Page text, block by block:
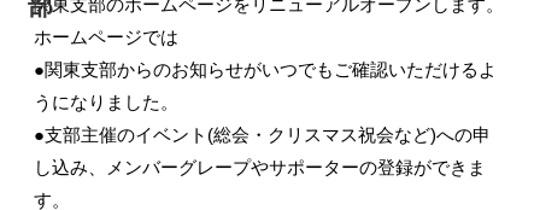
関東支部のホームページをリニューアルオープンします。
ホームページでは
●関東支部からのお知らせがいつでもご確認いただけるよ
うになりました。
●支部主催のイベント(総会・クリスマス祝会など)への申
し込み、メンバーグレープやサポーターの登録ができま
す。